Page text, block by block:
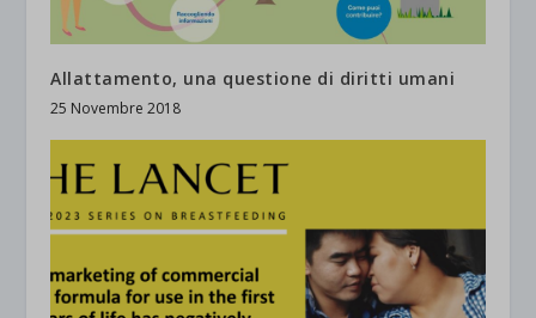
Allattamento, una questione di diritti umani
25 Novembre 2018